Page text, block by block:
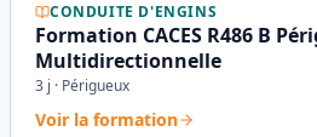
CONDUITE D'ENGINS
Formation CACES R486 B
Multidirectionnelle
3 j · Périgueux
Voir la formation